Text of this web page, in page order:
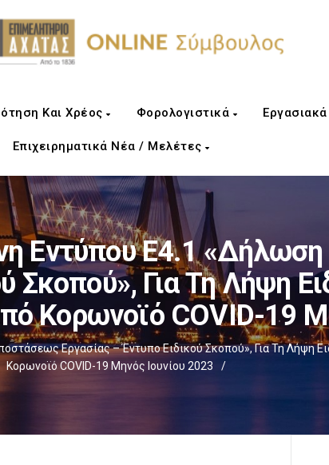
Και Χρέος Φορολογιστικά
Επιχειρηματικά Νέα / Μελέτες
Εντύπου Ε4.1
Σκοπού», Για Τη Λήψη
Κορωνοϊό COVID-19
Εργασίας – Έντυπο Ειδικού Σκοπού», Για Τη Λήψη
Κορωνοϊό COVID-19 Μηνός Ιουνίου 2023
/